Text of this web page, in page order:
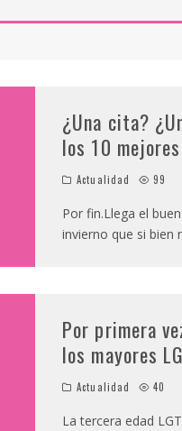
¿Una cita?
los 10
Actualidad 99
Por fin.Llega el
invierno que si bien
Por primera
los mayores
Actualidad 40
La tercera edad